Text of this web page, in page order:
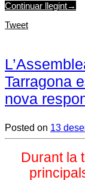
Continuar llegint→
Tweet
Tarragona
nova
Posted on 13
Durant la